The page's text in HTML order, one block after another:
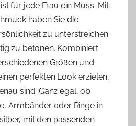
n
Y
v
o
n
n
e
für jede Frau ein Muss. Mit
haben Sie die
zu unterstreichen
zu betonen. Kombiniert
Größen und
perfekten Look erzielen,
sind. Ganz egal, ob
Armbänder oder Ringe in
mit den passenden